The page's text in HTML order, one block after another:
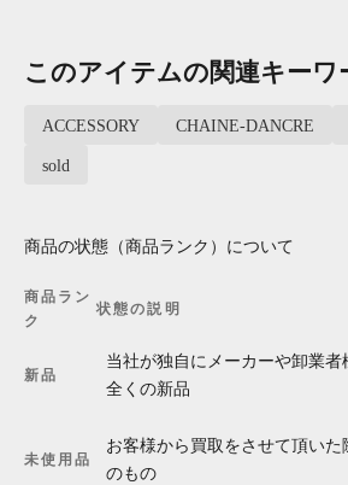
このアイテムの関連キーワ
ACCESSORY CHAINE-DANCRE
sold
商品の状態（商品ランク）について
商品ラン
ク
状態の説明
新品
当社が独自にメーカーや卸業者
全くの新品
未使用品
お客様から買取をさせて頂いた
のもの